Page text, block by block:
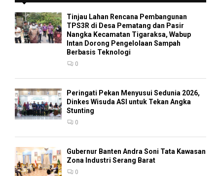
Tinjau Lahan Rencana Pembangunan
TPS3R di Desa Pematang dan Pasir
Nangka Kecamatan Tigaraksa, Wabup
Intan Dorong Pengelolaan Sampah
Berbasis Teknologi
0
Peringati Pekan Menyusui Sedunia 2026,
Dinkes Wisuda ASI untuk Tekan Angka
Stunting
0
Gubernur Banten Andra Soni Tata Kawasan
Zona Industri Serang Barat
0